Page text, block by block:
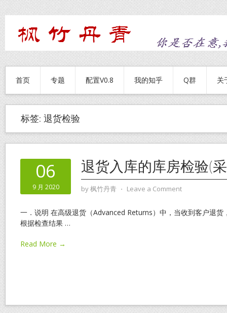
首页 专题 配置V0.8 我的知乎 Q群 关
标签: 退货检验
06
9 月 2020
退货入库的库房检验(
by枫竹丹青 ⋅ Leave a Comment
一．说明 在高级退货（Advanced Returns）中，当收到客户退货
根据检查结果 …
Read More →